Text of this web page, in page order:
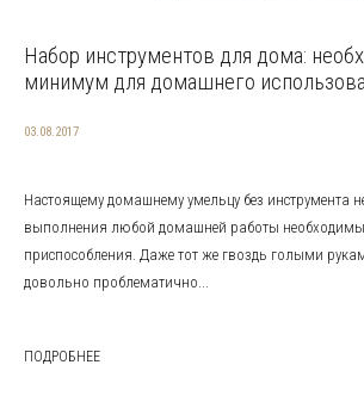
Набор инструментов для дома:
минимум для домашнего
03.08.2017
Настоящему домашнему умельцу без инструмента
выполнения любой домашней работы необходимы
приспособления. Даже тот же гвоздь голыми
довольно проблематично...
ПОДРОБНЕЕ